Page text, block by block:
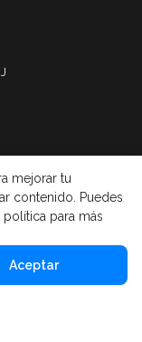
mejorar tu
contenido. Puedes
para más
Aceptar